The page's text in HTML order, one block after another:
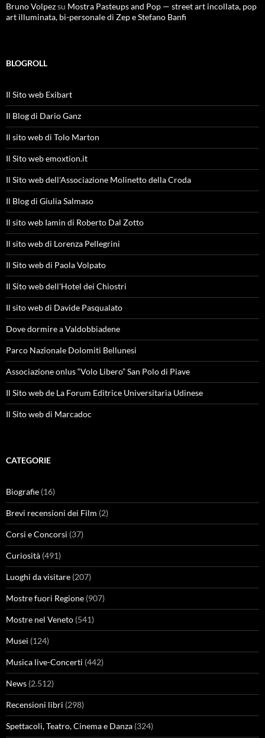
Bruno Volpezsu Mostra Pasteups and Pop — street art incollata, pop
art illuminata, bi-personale di Zep e Stefano Banfi
BLOGROLL
Il Sito web Exibart
Il Blog di Dario Ganz
Il sito web di Tolo Marton
Il Sito web emoxtion.it
Il Sito web dell'Associazione Molinetto della Croda
Il Blog di Giulia Salmaso
Il sito web Iamin di Roberto Dal Zotto
Il sito web di Lorenza Pellegrini
Il Sito web di Paola Volpato
Il Sito web dell'Hotel dei Chiostri
Il sito web di Davide Pasqualato
Dove dormire a Valdobbiadene
Parco Nazionale Dolomiti Bellunesi
Associazione onlus “Volo Libero” San Polo di Piave
Il Sito web de La Forum Editrice Universitaria Udinese
Il Sito web di Marcadoc
CATEGORIE
Biografie (16)
Brevi recensioni dei Film (2)
Corsi e Concorsi (37)
Curiosità (491)
Luoghi da visitare (207)
Mostre fuori Regione (907)
Mostre nel Veneto (541)
Musei (124)
Musica live-Concerti (442)
News (2.512)
Recensioni libri (298)
Spettacoli, Teatro, Cinema e Danza (324)